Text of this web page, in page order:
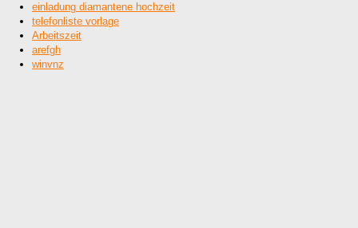
einladung diamantene hochzeit
telefonliste vorlage
Arbeitszeit
arefgh
winvnz